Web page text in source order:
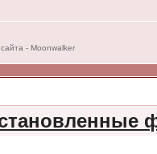
- Moonwalker